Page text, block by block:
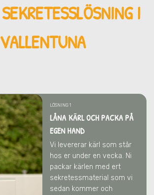
SEKRETESSLÖSNING I
VALLENTUNA
LÖSNING 1
LÅNA KÄRL OCH PACKA PÅ
EGEN HAND
Vi levererar kärl som står
hos er under en vecka. Ni
packar kärlen med ert
sekretessmaterial som vi
sedan kommer och